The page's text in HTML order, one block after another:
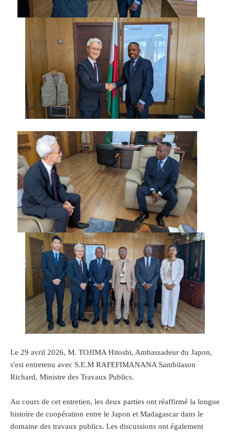
Le 29 avril 2026, M. TOJIMA Hitoshi, Ambassadeur du Japon,
s'est entretenu avec S.E.M RAFEFIMANANA Sambilason
Richard, Ministre des Travaux Publics.
Au cours de cet entretien, les deux parties ont réaffirmé la longue
histoire de coopération entre le Japon et Madagascar dans le
domaine des travaux publics. Les discussions ont également